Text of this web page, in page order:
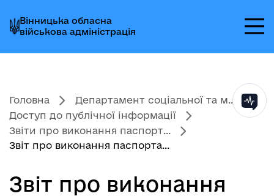
до
головного
меню
до
головного
вмісту
до
головного
колонтитула
Вінницька обласна
військова адміністрація
Головна
Департамент соціальної та м...
Доступ до публічної інформації
Звіти про виконання паспорт...
Звіт про виконання паспорта...
Звіт про виконання